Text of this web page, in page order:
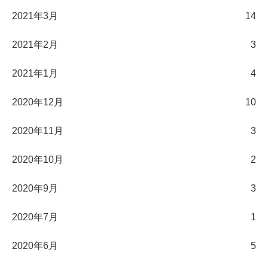
2021年3月 14
2021年2月 3
2021年1月 4
2020年12月 10
2020年11月 3
2020年10月 2
2020年9月 3
2020年7月 1
2020年6月 5